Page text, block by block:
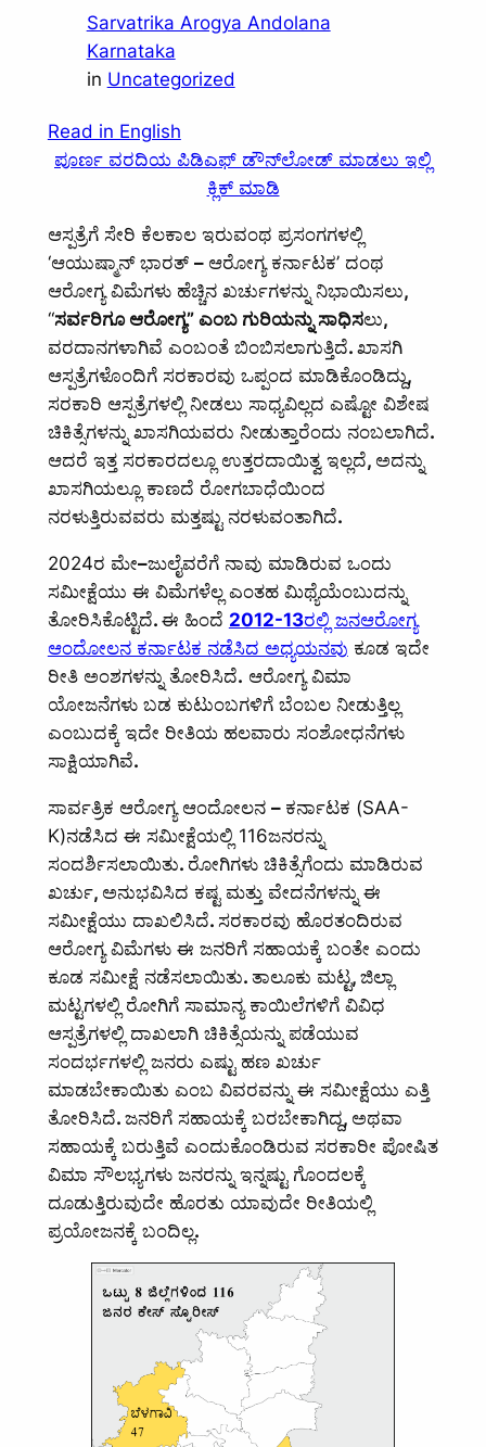
Sarvatrika Arogya Andolana
Karnataka
in Uncategorized
Read in English
ಪೂರ್ಣ ವರದಿಯ ಪಿಡಿಎಫ್ ಡೌನ್‌ಲೋಡ್ ಮಾಡಲು ಇಲ್ಲಿ
ಕ್ಲಿಕ್ ಮಾಡಿ
ಆಸ್ಪತ್ರೆಗೆ ಸೇರಿ ಕೆಲಕಾಲ ಇರುವಂಥ ಪ್ರಸಂಗಗಳಲ್ಲಿ
‘ಆಯುಷ್ಮಾನ್‌ ಭಾರತ್‌ – ಆರೋಗ್ಯ ಕರ್ನಾಟಕ’ ದಂಥ
ಆರೋಗ್ಯ ವಿಮೆಗಳು ಹೆಚ್ಚಿನ ಖರ್ಚುಗಳನ್ನು ನಿಭಾಯಿಸಲು,
“ಸರ್ವರಿಗೂ ಆರೋಗ್ಯ” ಎಂಬ ಗುರಿಯನ್ನು ಸಾಧಿಸಲು,
ವರದಾನಗಳಾಗಿವೆ ಎಂಬಂತೆ ಬಿಂಬಿಸಲಾಗುತ್ತಿದೆ. ಖಾಸಗಿ
ಆಸ್ಪತ್ರೆಗಳೊಂದಿಗೆ ಸರಕಾರವು ಒಪ್ಪಂದ ಮಾಡಿಕೊಂಡಿದ್ದು,
ಸರಕಾರಿ ಆಸ್ಪತ್ರೆಗಳಲ್ಲಿ ನೀಡಲು ಸಾಧ್ಯವಿಲ್ಲದ ಎಷ್ಟೋ ವಿಶೇಷ
ಚಿಕಿತ್ಸೆಗಳನ್ನು ಖಾಸಗಿಯವರು ನೀಡುತ್ತಾರೆಂದು ನಂಬಲಾಗಿದೆ.
ಆದರೆ ಇತ್ತ ಸರಕಾರದಲ್ಲೂ ಉತ್ತರದಾಯಿತ್ವ ಇಲ್ಲದೆ, ಅದನ್ನು
ಖಾಸಗಿಯಲ್ಲೂ ಕಾಣದೆ ರೋಗಬಾಧೆಯಿಂದ
ನರಳುತ್ತಿರುವವರು ಮತ್ತಷ್ಟು ನರಳುವಂತಾಗಿದೆ.
2024ರ ಮೇ–ಜುಲೈವರೆಗೆ ನಾವು ಮಾಡಿರುವ ಒಂದು
ಸಮೀಕ್ಷೆಯು ಈ ವಿಮೆಗಳೆಲ್ಲ ಎಂತಹ ಮಿಥ್ಯೆಯೆಂಬುದನ್ನು
ತೋರಿಸಿಕೊಟ್ಟಿದೆ. ಈ ಹಿಂದೆ 2012-13ರಲ್ಲಿ ಜನಆರೋಗ್ಯ
ಆಂದೋಲನ ಕರ್ನಾಟಕ ನಡೆಸಿದ ಅಧ್ಯಯನವು ಕೂಡ ಇದೇ
ರೀತಿ ಅಂಶಗಳನ್ನು ತೋರಿಸಿದೆ. ಆರೋಗ್ಯ ವಿಮಾ
ಯೋಜನೆಗಳು ಬಡ ಕುಟುಂಬಗಳಿಗೆ ಬೆಂಬಲ ನೀಡುತ್ತಿಲ್ಲ
ಎಂಬುದಕ್ಕೆ ಇದೇ ರೀತಿಯ ಹಲವಾರು ಸಂಶೋಧನೆಗಳು
ಸಾಕ್ಷಿಯಾಗಿವೆ.
ಸಾರ್ವತ್ರಿಕ ಆರೋಗ್ಯ ಆಂದೋಲನ – ಕರ್ನಾಟಕ (SAA-
K)ನಡೆಸಿದ ಈ ಸಮೀಕ್ಷೆಯಲ್ಲಿ 116ಜನರನ್ನು
ಸಂದರ್ಶಿಸಲಾಯಿತು. ರೋಗಿಗಳು ಚಿಕಿತ್ಸೆಗೆಂದು ಮಾಡಿರುವ
ಖರ್ಚು, ಅನುಭವಿಸಿದ ಕಷ್ಟ ಮತ್ತು ವೇದನೆಗಳನ್ನು ಈ
ಸಮೀಕ್ಷೆಯು ದಾಖಲಿಸಿದೆ. ಸರಕಾರವು ಹೊರತಂದಿರುವ
ಆರೋಗ್ಯ ವಿಮೆಗಳು ಈ ಜನರಿಗೆ ಸಹಾಯಕ್ಕೆ ಬಂತೇ ಎಂದು
ಕೂಡ ಸಮೀಕ್ಷೆ ನಡೆಸಲಾಯಿತು. ತಾಲೂಕು ಮಟ್ಟ, ಜಿಲ್ಲಾ
ಮಟ್ಟಗಳಲ್ಲಿ ರೋಗಿಗೆ ಸಾಮಾನ್ಯ ಕಾಯಿಲೆಗಳಿಗೆ ವಿವಿಧ
ಆಸ್ಪತ್ರೆಗಳಲ್ಲಿ ದಾಖಲಾಗಿ ಚಿಕಿತ್ಸೆಯನ್ನು ಪಡೆಯುವ
ಸಂದರ್ಭಗಳಲ್ಲಿ ಜನರು ಎಷ್ಟು ಹಣ ಖರ್ಚು
ಮಾಡಬೇಕಾಯಿತು ಎಂಬ ವಿವರವನ್ನು ಈ ಸಮೀಕ್ಷೆಯು ಎತ್ತಿ
ತೋರಿಸಿದೆ. ಜನರಿಗೆ ಸಹಾಯಕ್ಕೆ ಬರಬೇಕಾಗಿದ್ದ, ಅಥವಾ
ಸಹಾಯಕ್ಕೆ ಬರುತ್ತಿವೆ ಎಂದುಕೊಂಡಿರುವ ಸರಕಾರೀ ಪೋಷಿತ
ವಿಮಾ ಸೌಲಭ್ಯಗಳು ಜನರನ್ನು ಇನ್ನಷ್ಟು ಗೊಂದಲಕ್ಕೆ
ದೂಡುತ್ತಿರುವುದೇ ಹೊರತು ಯಾವುದೇ ರೀತಿಯಲ್ಲಿ
ಪ್ರಯೋಜನಕ್ಕೆ ಬಂದಿಲ್ಲ.